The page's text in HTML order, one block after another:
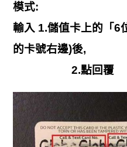
模式:
輸入 1.儲值卡上的「6
的卡號右邊)後,
2.點回覆